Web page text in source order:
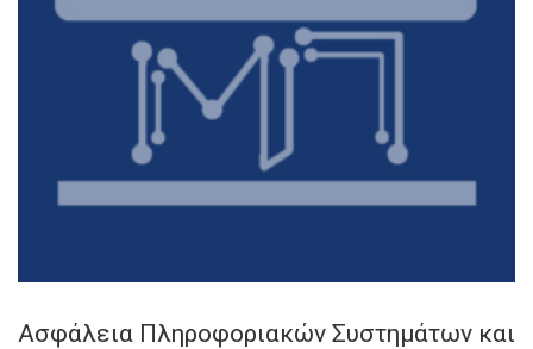
Ασφάλεια Πληροφοριακών Συστημάτων και